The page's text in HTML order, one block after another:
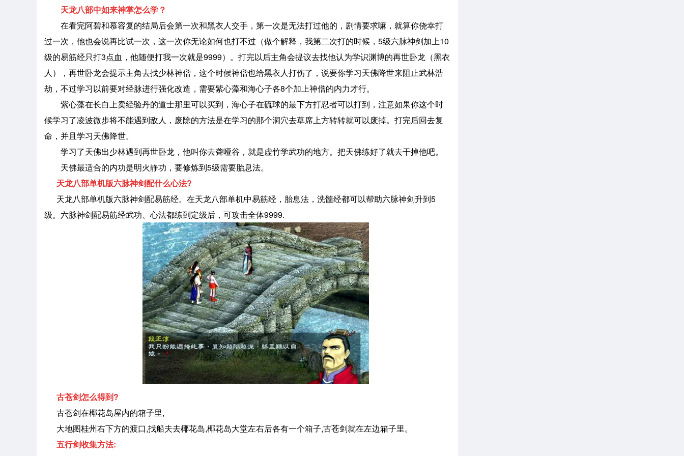
天龙八部中如来神掌怎么学？
在看完阿碧和慕容复的结局后会第一次和黑衣人交手，第一次是无法打过他的，剧情要求嘛，就算你侥幸打
过一次，他也会说再比试一次，这一次你无论如何也打不过（做个解释，我第二次打的时候，5级六脉神剑加上10
级的易筋经只打3点血，他随便打我一次就是9999）。打完以后主角会提议去找他认为学识渊博的再世卧龙（黑衣
人），再世卧龙会提示主角去找少林神僧，这个时候神僧也给黑衣人打伤了，说要你学习天佛降世来阻止武林浩
劫，不过学习以前要对经脉进行强化改造，需要紫心藻和海心子各8个加上神僧的内力才行。
紫心藻在长白上卖经验丹的道士那里可以买到，海心子在硫球的最下方打忍者可以打到，注意如果你这个时
候学习了凌波微步将不能遇到敌人，废除的方法是在学习的那个洞穴去草席上方转转就可以废掉。打完后回去复
命，并且学习天佛降世。
学习了天佛出少林遇到再世卧龙，他叫你去聋哑谷，就是虚竹学武功的地方。把天佛练好了就去干掉他吧。
天佛最适合的内功是明火静功，要修炼到5级需要胎息法。
天龙八部单机版六脉神剑配什么心法?
天龙八部单机版六脉神剑配易筋经。在天龙八部单机中易筋经，胎息法，洗髓经都可以帮助六脉神剑升到5
级。六脉神剑配易筋经武功、心法都练到定级后，可攻击全体9999.
古苍剑怎么得到?
古苍剑在椰花岛屋内的箱子里,
大地图桂州右下方的渡口,找船夫去椰花岛,椰花岛大堂左右后各有一个箱子,古苍剑就在左边箱子里。
五行剑收集方法: